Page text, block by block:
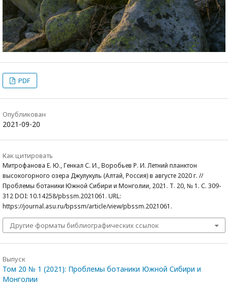
PDF
Опубликован
2021-09-20
Как цитировать
Митрофанова Е. Ю., Генкал С. И., Воробьев Р. И. Летний планктон
высокогорного озера Джулукуль (Алтай, Россия) в августе 2020 г. //
Проблемы ботаники Южной Сибири и Монголии, 2021. Т. 20, № 1. С. 309-
312 DOI: 10.14258/pbssm.2021061. URL:
https://journal.asu.ru/bpssm/article/view/pbssm.2021061.
Другие форматы библиографических ссылок
Выпуск
Том 20 № 1 (2021): Проблемы ботаники Южной Сибири и
Монголии